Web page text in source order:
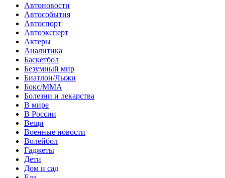
Автоновости
Автособытия
Автоспорт
Автоэксперт
Актеры
Аналитика
Баскетбол
Безумный мир
Биатлон/Лыжи
Бокс/MMA
Болезни и лекарства
В мире
В России
Вещи
Военные новости
Волейбол
Гаджеты
Дети
Дом и сад